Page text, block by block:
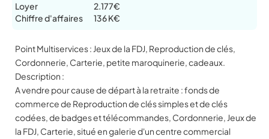
Loyer
Chiffre d'affaires
2.177€
136 K€
Point Multiservices : Jeux de la FDJ, Reproduction de clés,
Cordonnerie, Carterie, petite maroquinerie, cadeaux.
Description :
A vendre pour cause de départ à la retraite : fonds de
commerce de Reproduction de clés simples et de clés
codées, de badges et télécommandes, Cordonnerie, Jeux de
la FDJ, Carterie, situé en galerie d'un centre commercial